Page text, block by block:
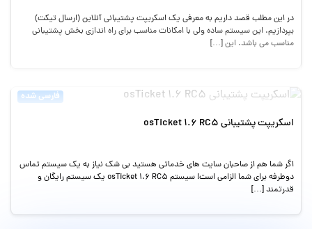
در این مطلب قصد داریم به معرفی یک اسکریپت پشتیبانی آنلاین (ارسال تیکت)
بپردازیم. این سیستم ساده ولی با امکانات مناسب برای راه اندازی بخش پشتیبانی
مناسب می باشد. این […]
فارسی شده
اسکریپت پشتیبانی osTicket 1.6 RC5
اگر شما هم از صاحبان سایت های خدماتی هستید بی شک نیاز به یک سیستم تماس
دوطرفه برای شما الزامی است! سیستم osTicket 1.6 RC5 یک سیستم رایگان و
قدرتمند […]